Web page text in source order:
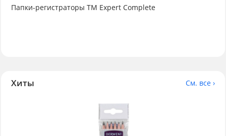
Папки-регистраторы ТМ Expert Complete
Хиты См. все ›